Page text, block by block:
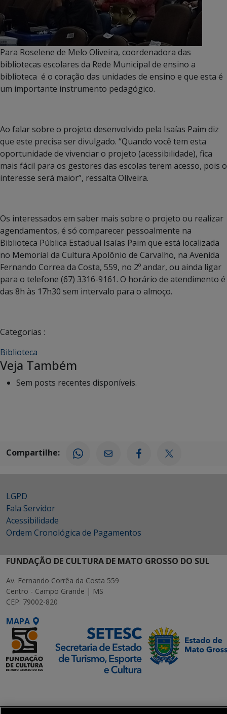
Para Roselene de Melo Oliveira, coordenadora das
bibliotecas escolares da Rede Municipal de ensino a
biblioteca é o coração das unidades de ensino e que esta é
um importante instrumento pedagógico.
Ao falar sobre o projeto desenvolvido pela Isaías Paim diz
que este precisa ser divulgado. “Quando você tem esta
oportunidade de vivenciar o projeto (acessibilidade), fica
mais fácil para os gestores das escolas terem acesso, pois o
interesse será maior”, ressalta Oliveira.
Os interessados em saber mais sobre o projeto ou realizar
agendamentos, é só comparecer pessoalmente na
Biblioteca Pública Estadual Isaías Paim que está localizada
no Memorial da Cultura Apolônio de Carvalho, na Avenida
Fernando Correa da Costa, 559, no 2º andar, ou ainda ligar
para o telefone (67) 3316-9161. O horário de atendimento é
das 8h às 17h30 sem intervalo para o almoço.
Categorias :
Biblioteca
Veja Também
Sem posts recentes disponíveis.
Compartilhe:
LGPD
Fala Servidor
Acessibilidade
Ordem Cronológica de Pagamentos
FUNDAÇÃO DE CULTURA DE MATO GROSSO DO SUL
Av. Fernando Corrêa da Costa 559
Centro - Campo Grande | MS
CEP: 79002-820
MAPA
Transformação Digital